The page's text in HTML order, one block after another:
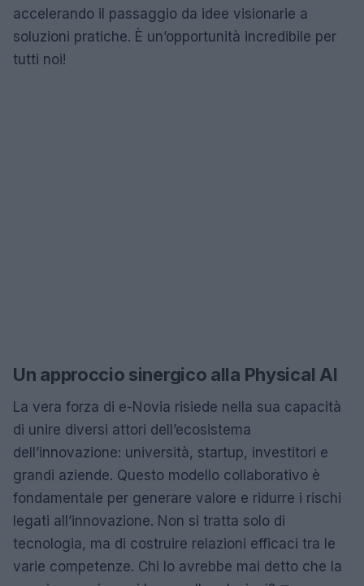
accelerando il passaggio da idee visionarie a
soluzioni pratiche. È un’opportunità incredibile per
tutti noi!
Un approccio sinergico alla Physical AI
La vera forza di e-Novia risiede nella sua capacità
di unire diversi attori dell’ecosistema
dell’innovazione: università, startup, investitori e
grandi aziende. Questo modello collaborativo è
fondamentale per generare valore e ridurre i rischi
legati all’innovazione. Non si tratta solo di
tecnologia, ma di costruire relazioni efficaci tra le
varie competenze. Chi lo avrebbe mai detto che la